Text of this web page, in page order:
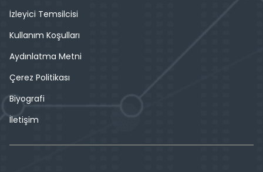
İzleyici Temsilcisi
Kullanım Koşulları
Aydınlatma Metni
Çerez Politikası
Biyografi
İletişim